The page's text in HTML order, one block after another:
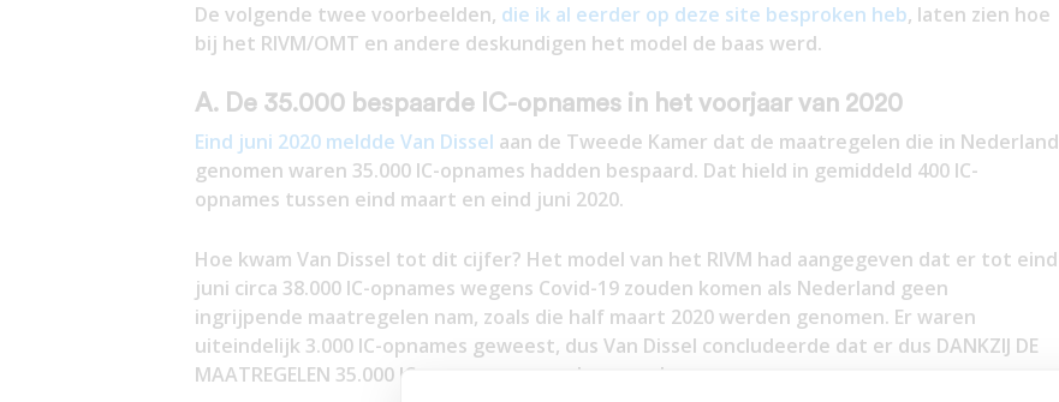
De volgende twee voorbeelden, die ik al eerder op deze site besproken heb, laten zien hoe
bij het RIVM/OMT en andere deskundigen het model de baas werd.
A. De 35.000 bespaarde IC-opnames in het voorjaar van 2020
Eind juni 2020 meldde Van Dissel aan de Tweede Kamer dat de maatregelen die in Nederland
genomen waren 35.000 IC-opnames hadden bespaard. Dat hield in gemiddeld 400 IC-
opnames tussen eind maart en eind juni 2020.
Hoe kwam Van Dissel tot dit cijfer? Het model van het RIVM had aangegeven dat er tot eind
juni circa 38.000 IC-opnames wegens Covid-19 zouden komen als Nederland geen
ingrijpende maatregelen nam, zoals die half maart 2020 werden genomen. Er waren
uiteindelijk 3.000 IC-opnames geweest, dus Van Dissel concludeerde dat er dus DANKZIJ DE
MAATREGELEN 35.000 IC-opnames waren bespaard.